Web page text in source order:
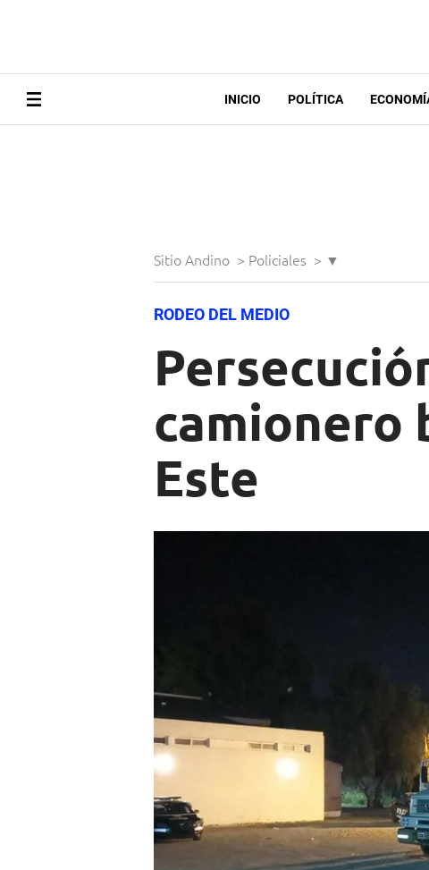
INICIO POLÍTICA
Sitio Andino > Policiales > ▼
RODEO DEL MEDIO
camionero
Este